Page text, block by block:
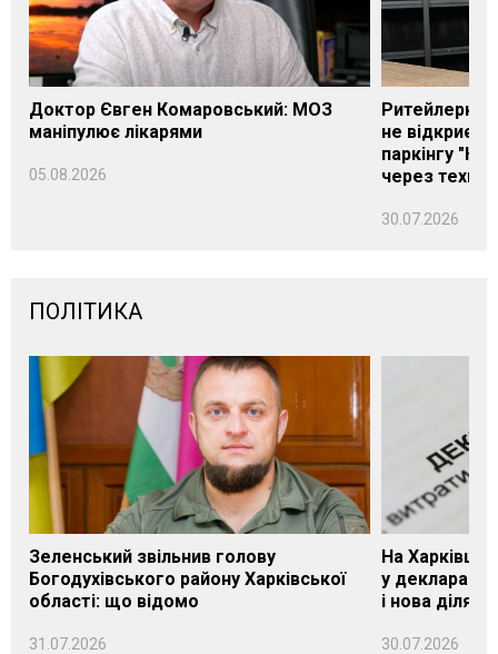
Доктор Євген Комаровський: МОЗ
маніпулює лікарями
05.08.2026
Ритейлерка
не
паркінгу
через
30.07.2026
ПОЛІТИКА
Зеленський звільнив голову
Богодухівського району Харківської
області: що відомо
31.07.2026
На
у декларації
і нова
30.07.2026